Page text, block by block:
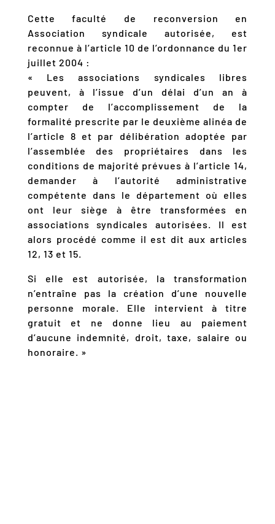
Cette faculté de reconversion en
Association syndicale autorisée, est
reconnue à l’article 10 de l’ordonnance du 1er
juillet 2004 :
« Les associations syndicales libres
peuvent, à l’issue d’un délai d’un an à
compter de l’accomplissement de la
formalité prescrite par le deuxième alinéa de
l’article 8 et par délibération adoptée par
l’assemblée des propriétaires dans les
conditions de majorité prévues à l’article 14,
demander à l’autorité administrative
compétente dans le département où elles
ont leur siège à être transformées en
associations syndicales autorisées. Il est
alors procédé comme il est dit aux articles
12, 13 et 15.
Si elle est autorisée, la transformation
n’entraîne pas la création d’une nouvelle
personne morale. Elle intervient à titre
gratuit et ne donne lieu au paiement
d’aucune indemnité, droit, taxe, salaire ou
honoraire. »